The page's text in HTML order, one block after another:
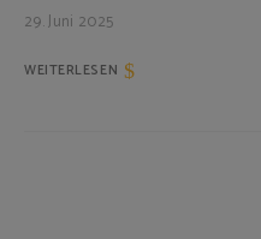
29. Juni 2025
WEITERLESEN